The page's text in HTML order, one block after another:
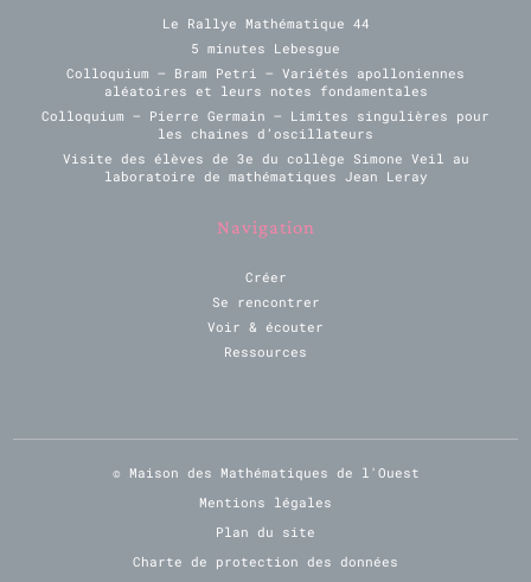
Le Rallye Mathématique 44
5 minutes Lebesgue
Colloquium – Bram Petri – Variétés apolloniennes
aléatoires et leurs notes fondamentales
Colloquium – Pierre Germain – Limites singulières pour
les chaines d’oscillateurs
Visite des élèves de 3e du collège Simone Veil au
laboratoire de mathématiques Jean Leray
Navigation
Créer
Se rencontrer
Voir & écouter
Ressources
© Maison des Mathématiques de l'Ouest
Mentions légales
Plan du site
Charte de protection des données